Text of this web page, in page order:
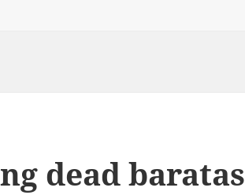
dead baratas